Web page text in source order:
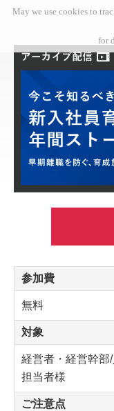
参加費
無料
対象
経営者・経営幹部
担当者様
ご注意点
May we use cookies to
for